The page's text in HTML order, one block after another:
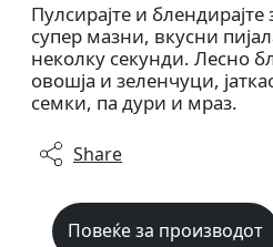
Пулсирајте и блендирајте
супер мазни, вкусни
неколку секунди. Лесно
овошја и зеленчуци,
семки, па дури и мраз.
Share
Повеќе за производот